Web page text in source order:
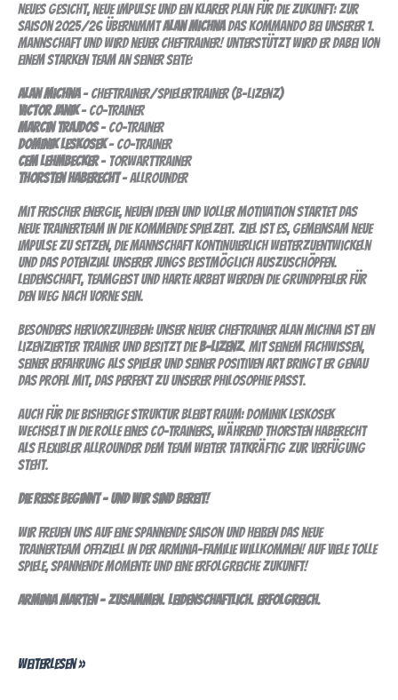
Neues Gesicht, neue Impulse und ein klarer Plan für die Zukunft: Zur
Saison 2025/26 übernimmtAlan Michna das Kommando bei unserer 1.
Mannschaft und wird neuer Cheftrainer! Unterstützt wird er dabei von
einem starken Team an seiner Seite:
Alan Michna - Cheftrainer/Spielertrainer (B-Lizenz)
Victor Janik- Co-Trainer
Marcin Trajdos- Co-Trainer
Dominik Leskosek- Co-Trainer
Cem Lehmbecker- Torwarttrainer
Thorsten Haberecht- Allrounder
Mit frischer Energie, neuen Ideen und voller Motivation startet das
neue Trainerteam in die kommende Spielzeit. Ziel ist es, gemeinsam neue
Impulse zu setzen, die Mannschaft kontinuierlich weiterzuentwickeln
und das Potenzial unserer Jungs bestmöglich auszuschöpfen.
Leidenschaft, Teamgeist und harte Arbeit werden die Grundpfeiler für
den Weg nach vorne sein.
Besonders hervorzuheben: Unser neuer Cheftrainer Alan Michna ist ein
lizenzierter Trainer und besitzt dieB-Lizenz. Mit seinem Fachwissen,
seiner Erfahrung als Spieler und seiner positiven Art bringt er genau
das Profil mit, das perfekt zu unserer Philosophie passt.
Auch für die bisherige Struktur bleibt Raum: Dominik Leskosek
wechselt in die Rolle eines Co-Trainers, während Thorsten Haberecht
als flexibler Allrounder dem Team weiter tatkräftig zur Verfügung
steht.
Die Reise beginnt – und wir sind bereit!
Wir freuen uns auf eine spannende Saison und heißen das neue
Trainerteam offiziell in der Arminia-Familie willkommen! Auf viele tolle
Spiele, spannende Momente und eine erfolgreiche Zukunft!
Arminia Marten – Zusammen. Leidenschaftlich. Erfolgreich.
neuer
drive!
Weiterlesen »